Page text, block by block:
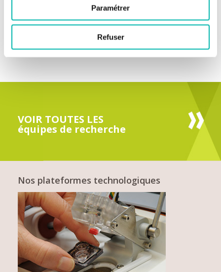
Paramétrer
Refuser
VOIR TOUTES LES
équipes de recherche
Nos plateformes technologiques